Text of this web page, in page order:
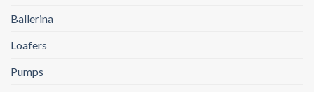
Ballerina
Loafers
Pumps